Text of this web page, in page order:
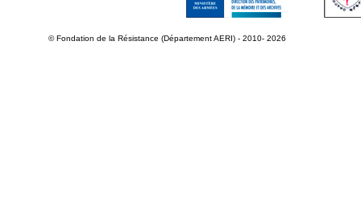
© Fondation de la Résistance (Département AERI) - 2010- 2026